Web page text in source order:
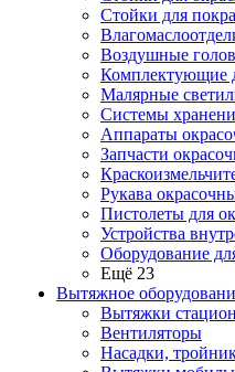
Стойки для
Воздушные
Комплектующие
Малярные
Системы
Аппараты
Запчасти
Рукава
Пистолеты для
Устройства
Оборудование
Ещё 23
Вытяжное
Вытяжки
Вентиляторы
Насадки,